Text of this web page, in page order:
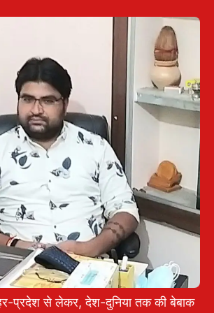
प्रदेश से लेकर, देश-दुनिया तक की बेबाक